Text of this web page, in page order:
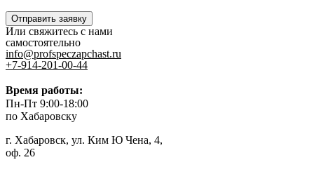
Отправить заявку
Или свяжитесь с нами
самостоятельно
info@profspeczapchast.ru
+7-914-201-00-44
Время работы:
Пн-Пт 9:00-18:00
по Хабаровску
г. Хабаровск, ул. Ким Ю Чена, 4,
оф. 26